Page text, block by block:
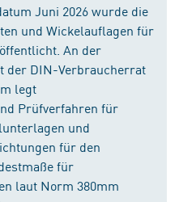
Juni 2026 wurde die
und Wickelauflagen für
An der
der DIN-Verbraucherrat
legt
Prüfverfahren für
und
für den
für
laut Norm 380mm